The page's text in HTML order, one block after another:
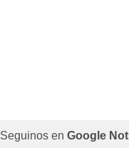
Seguinos en Google